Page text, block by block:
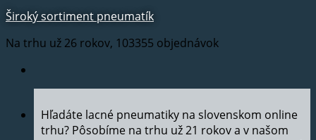
Široký sortiment pneumatík
Na trhu už 26 rokov, 103355 objednávok
Hľadáte lacné pneumatiky na slovenskom online
trhu? Pôsobíme na trhu už 21 rokov a v našom